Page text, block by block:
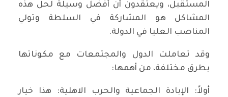
المستقبل، ويعتقدون أن أفضل وسيلة لحل هذه
المشاكل هو المشاركة في السلطة وتولي
المناصب العليا في الدولة.
وقد تعاملت الدول والمجتمعات مع مكوناتها
بطرق مختلفة، من أهمها:
أولاً: الإبادة الجماعية والحرب الاهلية: هذا خيار